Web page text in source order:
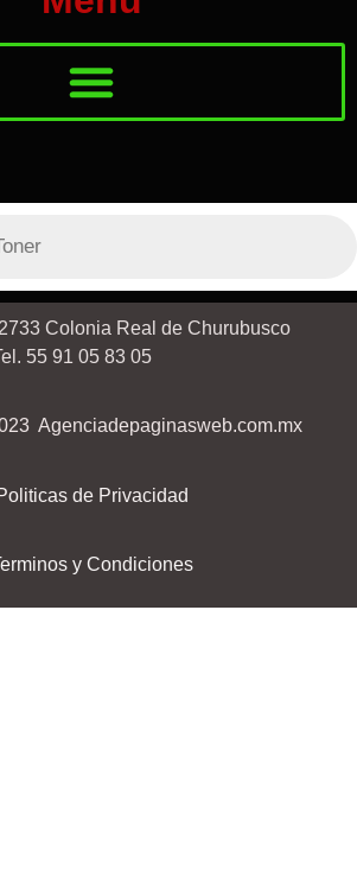
Colonia Real de Churubusco
55 91 05 83 05
Agenciadepaginasweb.com.mx
de Privacidad
y Condiciones